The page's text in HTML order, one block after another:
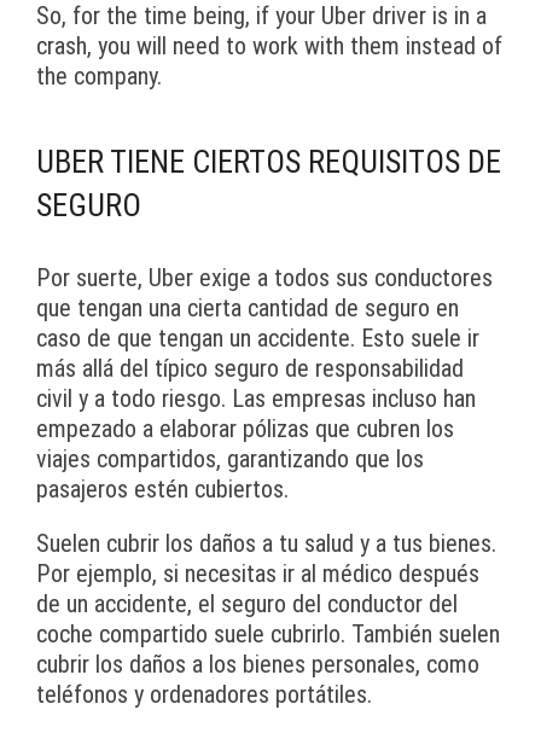
So, for the time being, if your Uber driver is in a
crash, you will need to work with them instead of
the company.
UBER TIENE CIERTOS REQUISITOS DE
SEGURO
Por suerte, Uber exige a todos sus conductores
que tengan una cierta cantidad de seguro en
caso de que tengan un accidente. Esto suele ir
más allá del típico seguro de responsabilidad
civil y a todo riesgo. Las empresas incluso han
empezado a elaborar pólizas que cubren los
viajes compartidos, garantizando que los
pasajeros estén cubiertos.
Suelen cubrir los daños a tu salud y a tus bienes.
Por ejemplo, si necesitas ir al médico después
de un accidente, el seguro del conductor del
coche compartido suele cubrirlo. También suelen
cubrir los daños a los bienes personales, como
teléfonos y ordenadores portátiles.